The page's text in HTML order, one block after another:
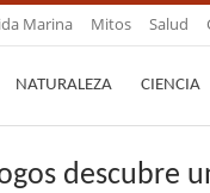
Marina Mitos Salud
NATURALEZA CIENCIA
descubre